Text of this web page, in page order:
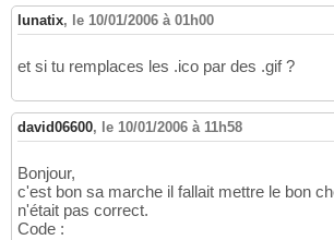
lunatix, le 10/01/2006 à 01h00
et si tu remplaces les .ico par des .gif ?
david06600, le 10/01/2006 à 11h58
Bonjour,
c'est bon sa marche il fallait mettre le bon
n'était pas correct.
Code :